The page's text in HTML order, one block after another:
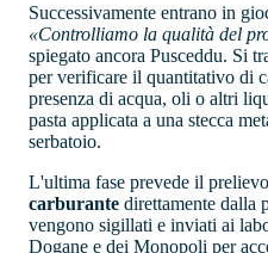
Successivamente entrano in
«Controlliamo la qualità del
spiegato ancora Pusceddu. Si
per verificare il quantitativo di
presenza di acqua, oli o altri
pasta applicata a una stecca
serbatoio.
L'ultima fase prevede il
carburante direttamente dalla
vengono sigillati e inviati ai
Dogane e dei Monopoli per